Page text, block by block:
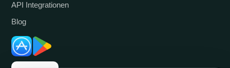
API Integrationen
Blog